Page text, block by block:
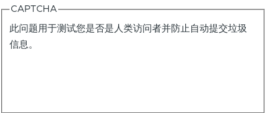
CAPTCHA
此问题用于测试您是否是人类访问者并防止自动提交垃圾
信息。